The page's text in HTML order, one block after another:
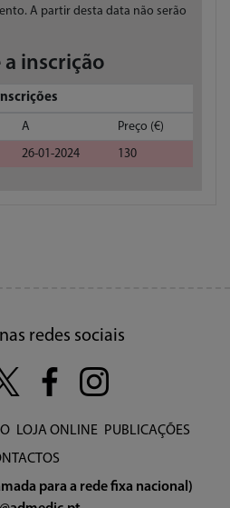
A partir desta data não serão
a inscrição
Inscrições
A
Preço (€)
26-01-2024 130
redes sociais
LOJA ONLINE PUBLICAÇÕES
para a rede fixa nacional)